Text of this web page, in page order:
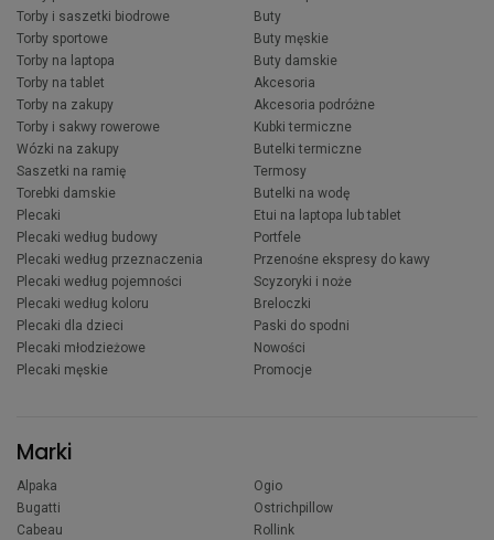
Torby i saszetki biodrowe
Torby sportowe
Torby na laptopa
Torby na tablet
Torby na zakupy
Torby i sakwy rowerowe
Wózki na zakupy
Saszetki na ramię
Torebki damskie
Plecaki
Plecaki według budowy
Plecaki według przeznaczenia
Plecaki według pojemności
Plecaki według koloru
Plecaki dla dzieci
Plecaki młodzieżowe
Plecaki męskie
Buty
Buty męskie
Buty damskie
Akcesoria
Akcesoria podróżne
Kubki termiczne
Butelki termiczne
Termosy
Butelki na wodę
Etui na laptopa lub tablet
Portfele
Przenośne ekspresy do kawy
Scyzoryki i noże
Breloczki
Paski do spodni
Nowości
Promocje
Marki
Alpaka
Bugatti
Cabeau
Ogio
Ostrichpillow
Rollink